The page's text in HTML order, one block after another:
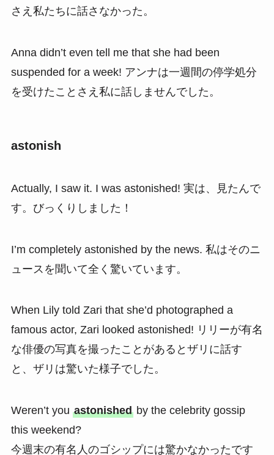
さえ私たちに話さなかった。
Anna didn’t even tell me that she had been
suspended for a week! アンナは一週間の停学処分
を受けたことさえ私に話しませんでした。
astonish
Actually, I saw it. I was astonished! 実は、見たんで
す。びっくりしました！
I’m completely astonished by the news. 私はそのニ
ュースを聞いて全く驚いています。
When Lily told Zari that she’d photographed a
famous actor, Zari looked astonished! リリーが有名
な俳優の写真を撮ったことがあるとザリに話す
と、ザリは驚いた様子でした。
Weren’t you astonishedby the celebrity gossip
this weekend?
今週末の有名人のゴシップには驚かなかったです